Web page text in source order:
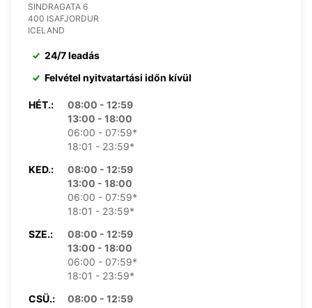
SINDRAGATA 6
400 ISAFJORDUR
ICELAND
24/7 leadás
Felvétel nyitvatartási időn kívül
HÉT.:
08:00 - 12:59
13:00 - 18:00
06:00 - 07:59*
18:01 - 23:59*
KED.:
08:00 - 12:59
13:00 - 18:00
06:00 - 07:59*
18:01 - 23:59*
SZE.:
08:00 - 12:59
13:00 - 18:00
06:00 - 07:59*
18:01 - 23:59*
CSÜ.:
08:00 - 12:59